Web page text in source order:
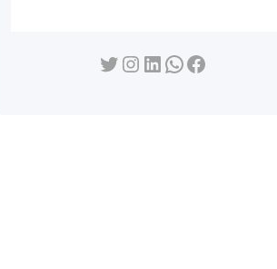
Twitter Instagram LinkedIn WhatsApp Facebook